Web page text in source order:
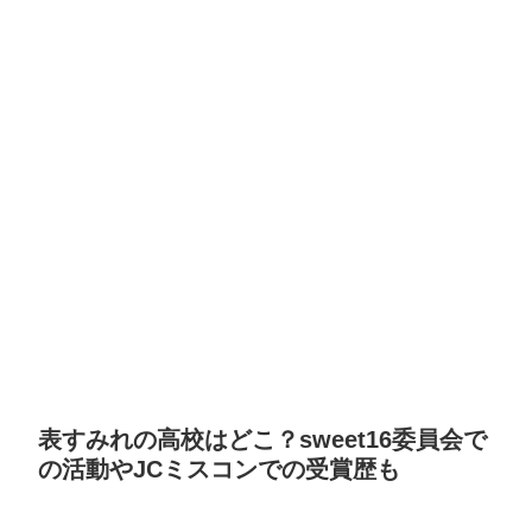
表すみれの高校はどこ？sweet16委員会で
の活動やJCミスコンでの受賞歴も